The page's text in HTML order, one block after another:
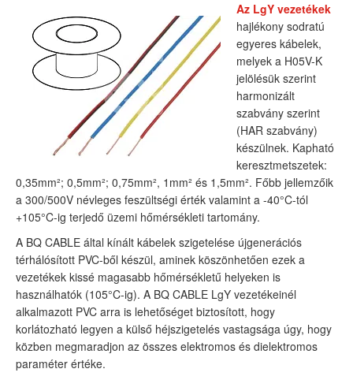
Az LgY vezetékek
hajlékony sodratú
egyeres kábelek,
melyek a H05V-K
jelölésük szerint
harmonizált
szabvány szerint
(HAR szabvány)
készülnek. Kapható
keresztmetszetek:
0,35mm²; 0,5mm²; 0,75mm², 1mm² és 1,5mm². Főbb jellemzőik
a 300/500V névleges feszültségi érték valamint a -40°C-tól
+105°C-ig terjedő üzemi hőmérsékleti tartomány.
A BQ CABLE által kínált kábelek szigetelése újgenerációs
térhálósított PVC-ből készül, aminek köszönhetően ezek a
vezetékek kissé magasabb hőmérsékletű helyeken is
használhatók (105°C-ig). A BQ CABLE LgY vezetékeinél
alkalmazott PVC arra is lehetőséget biztosított, hogy
korlátozható legyen a külső héjszigetelés vastagsága úgy, hogy
közben megmaradjon az összes elektromos és dielektromos
paraméter értéke.